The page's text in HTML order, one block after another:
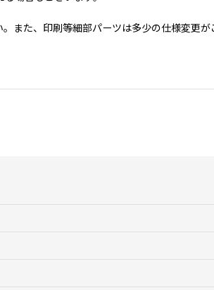
た、印刷等細部パーツは多少の仕様変更が